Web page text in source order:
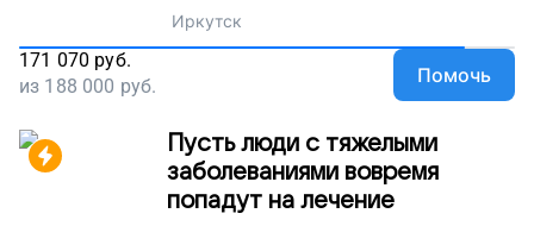
Иркутск
171 070 руб.
из 188 000 руб. Помочь
Пусть люди с тяжелыми
заболеваниями вовремя
попадут на лечение